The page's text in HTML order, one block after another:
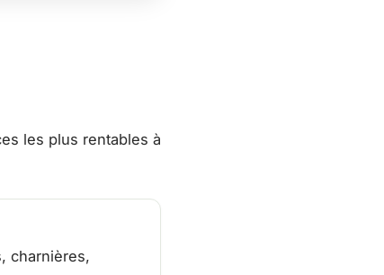
les plus rentables à
charnières,